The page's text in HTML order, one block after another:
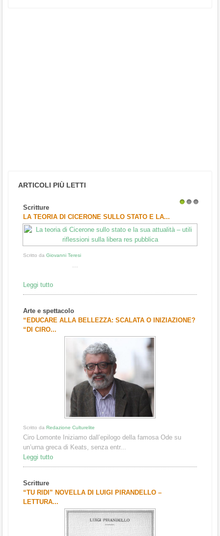
ARTICOLI PIÙ LETTI
Scritture
LA TEORIA DI CICERONE SULLO STATO E LA...
Scritto da Giovanni Teresi
...
Leggi tutto
Arte e spettacolo
“EDUCARE ALLA BELLEZZA: SCALATA O INIZIAZIONE?
“DI CIRO...
Scritto da Redazione Culturelite
Ciro Lomonte Iniziamo dall’epilogo della famosa Ode su
un’urna greca di Keats, senza entr...
Leggi tutto
Scritture
“TU RIDI” NOVELLA DI LUIGI PIRANDELLO –
LETTURA...